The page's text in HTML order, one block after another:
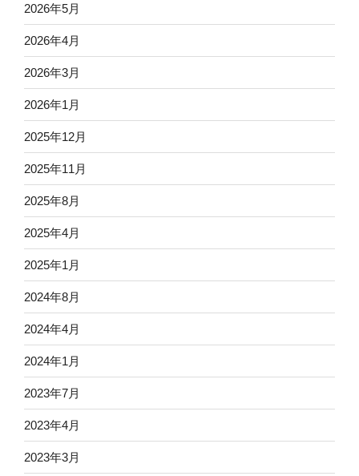
2026年5月
2026年4月
2026年3月
2026年1月
2025年12月
2025年11月
2025年8月
2025年4月
2025年1月
2024年8月
2024年4月
2024年1月
2023年7月
2023年4月
2023年3月